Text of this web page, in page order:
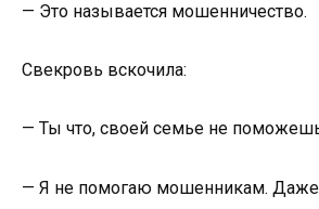
— Это называется мошенничество.
Свекровь вскочила:
— Ты что, своей семье не
— Я не помогаю мошенникам. Даже